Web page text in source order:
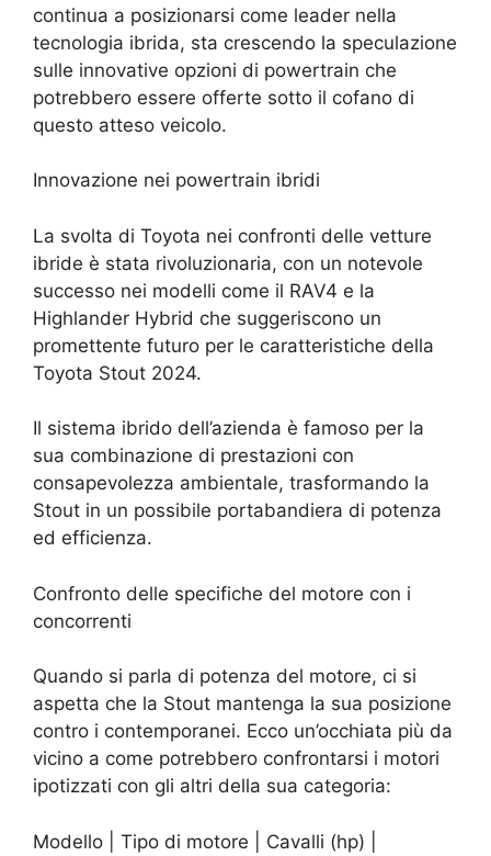
continua a posizionarsi come leader nella
tecnologia ibrida, sta crescendo la speculazione
sulle innovative opzioni di powertrain che
potrebbero essere offerte sotto il cofano di
questo atteso veicolo.
Innovazione nei powertrain ibridi
La svolta di Toyota nei confronti delle vetture
ibride è stata rivoluzionaria, con un notevole
successo nei modelli come il RAV4 e la
Highlander Hybrid che suggeriscono un
promettente futuro per le caratteristiche della
Toyota Stout 2024.
Il sistema ibrido dell’azienda è famoso per la
sua combinazione di prestazioni con
consapevolezza ambientale, trasformando la
Stout in un possibile portabandiera di potenza
ed efficienza.
Confronto delle specifiche del motore con i
concorrenti
Quando si parla di potenza del motore, ci si
aspetta che la Stout mantenga la sua posizione
contro i contemporanei. Ecco un’occhiata più da
vicino a come potrebbero confrontarsi i motori
ipotizzati con gli altri della sua categoria:
Modello | Tipo di motore | Cavalli (hp) |